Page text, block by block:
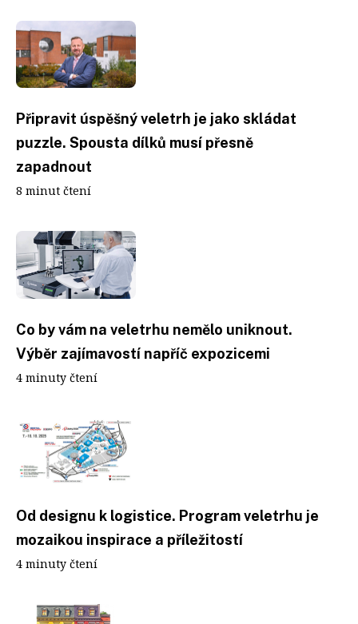
Připravit úspěšný veletrh je jako skládat
puzzle. Spousta dílků musí přesně
zapadnout
8 minut čtení
Co by vám na veletrhu nemělo uniknout.
Výběr zajímavostí napříč expozicemi
4 minuty čtení
Od designu k logistice. Program veletrhu je
mozaikou inspirace a příležitostí
4 minuty čtení